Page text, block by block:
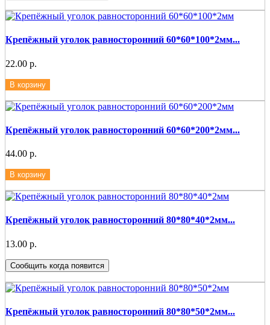
Крепёжный уголок равносторонний 60*60*100*2мм...
22.00 р.
В корзину
Крепёжный уголок равносторонний 60*60*200*2мм...
44.00 р.
В корзину
Крепёжный уголок равносторонний 80*80*40*2мм...
13.00 р.
Сообщить когда появится
Крепёжный уголок равносторонний 80*80*50*2мм...